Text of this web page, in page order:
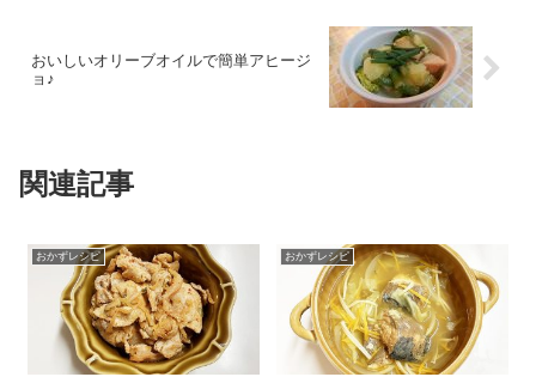
おいしいオリーブオイルで簡単アヒージ
ョ♪
関連記事
おかずレシピ おかずレシピ